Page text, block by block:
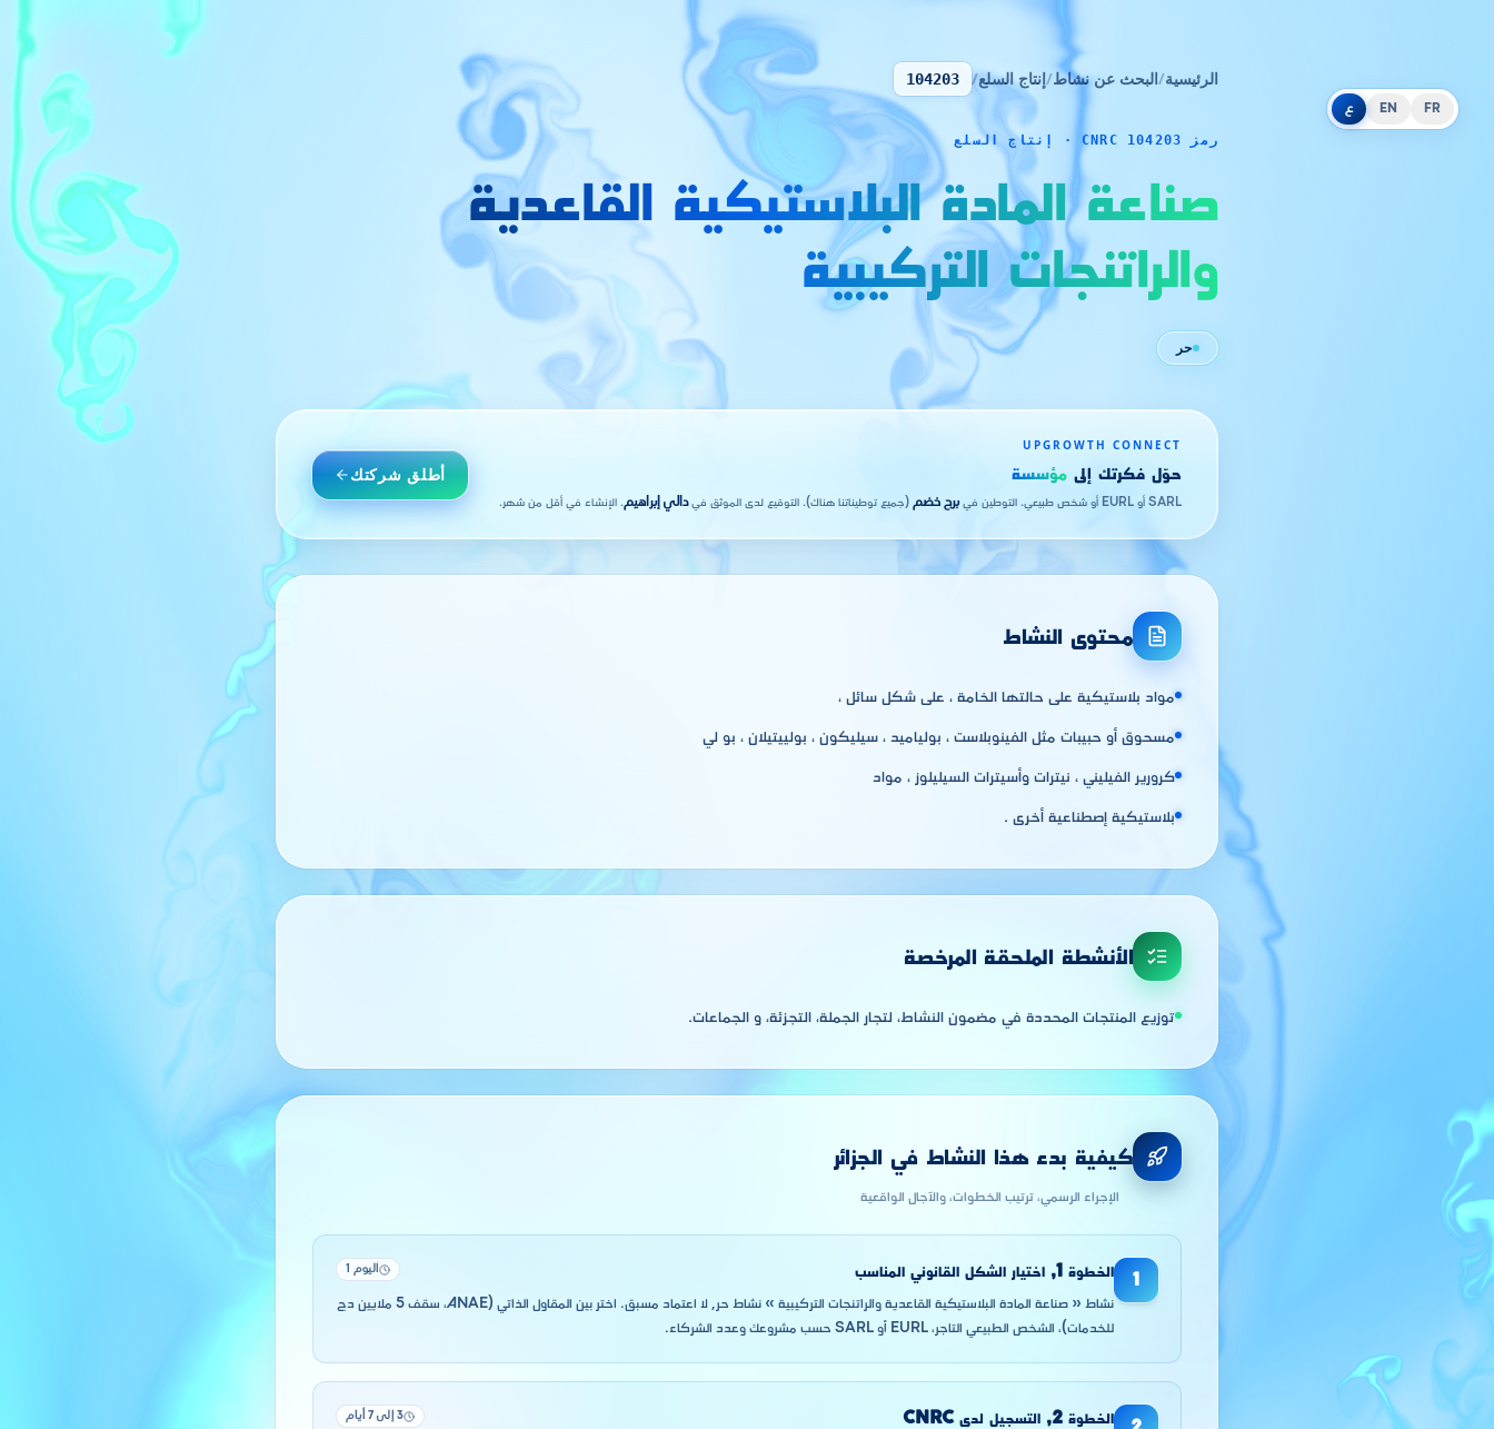
FR
EN ع
الرئيسية/البحث عن نشاط/إنتاج السلع/
104203
رمز CNRC 104203 · إنتاج السلع
صناعة المادة البلاستيكية القاعدية
والراتنجات التركيبية
حر
UPGROWTH CONNECT
حوّل فكرتك إلى مؤسسة
SARL أو EURL أو شخص طبيعي. التوطين في برج خضم (جميع توطيناتنا هناك). التوقيع لدى الموثق فيدالي إبراهيم. الإنشاء في أقل من شهر.
أطلق شركتك
محتوى النشاط
مواد بلاستيكية على حالتها الخامة ، على شكل سائل ،
مسحوق أو حبيبات مثل الفينوبلاست ، بولياميد ، سيليكون ، بولييتيلان ، بو لي
كرورير الفيليني ، نيترات وأسيترات السيليلوز ، مواد
بلاستيكية إصطناعية أخرى .
الأنشطة الملحقة المرخصة
توزيع المنتجات المحددة في مضمون النشاط، لتجار الجملة، التجزئة، و الجماعات.
كيفية بدء هذا النشاط في الجزائر
الإجراء الرسمي، ترتيب الخطوات، والآجال الواقعية
1 الخطوة 1
, اختيار الشكل القانوني المناسب اليوم 1
نشاط « صناعة المادة البلاستيكية القاعدية والراتنجات التركيبية » نشاط حر, لا اعتماد مسبق. اختر بين المقاول الذاتي (ANAE، سقف 5 ملايين دج
للخدمات)، الشخص الطبيعي التاجر، EURL أو SARL حسب مشروعك وعدد الشركاء.
الخطوة 2
, التسجيل لدى CNRC 3 إلى 7 أيام